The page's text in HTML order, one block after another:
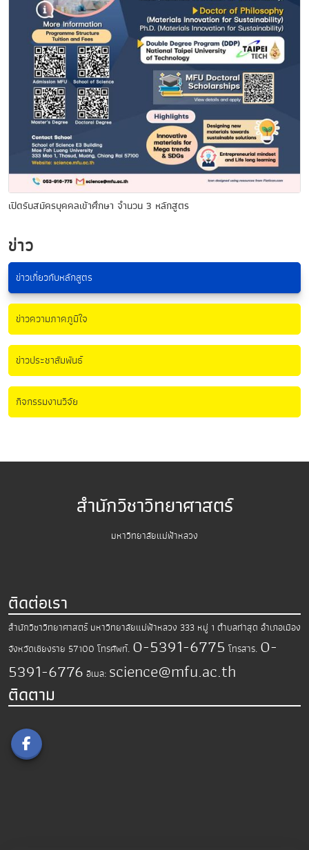
เปิดรับสมัครบุคคลเข้าศึกษา จำนวน 3 หลักสูตร
ข่าว
ข่าวเกี่ยวกับหลักสูตร
ข่าวความภาคภูมิใจ
ข่าวประชาสัมพันธ์
กิจกรรมงานวิจัย
สำนักวิชาวิทยาศาสตร์
มหาวิทยาลัยแม่ฟ้าหลวง
ติดต่อเรา
สำนักวิชาวิทยาศาสตร์ มหาวิทยาลัยแม่ฟ้าหลวง 333 หมู่ 1 ตำบลท่าสุด อำเภอเมือง
จังหวัดเชียงราย 57100 โทรศัพท์. 0-5391-6775 โทรสาร. 0-
5391-6776 อีเมล: science@mfu.ac.th
ติดตาม